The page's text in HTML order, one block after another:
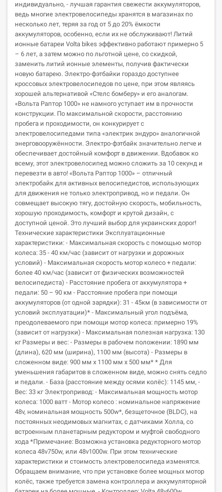
индивидуально, - лучшая гарантия свежести аккумуляторов,
ведь многие электровелосипеды хранятся в магазинах по
несколько лет, теряя за год от 5 до 20% ёмкости
аккумуляторов, особенно, если их не обслуживают! Литий
ионные батареи Volta bikes эффективно работают примерно 5
– 6 лет, а затем можно по льготной цене, со скидкой,
заменить литий ионные элементы, получив фактически
новую батарею. Электро-фэтбайки гораздо доступнее
кроссовых электровелосипедов по цене, при этом являясь
хорошей альтернативой «Стелс бомберу» и его аналогам.
«Вольта Раптор 1000» не намного уступает им в прочности
конструкции. По максимальной скорости, расстоянию
пробега и проходимости, он конкурирует с
электровелосипедами типа «электрик эндуро» аналогичной
энерговооружённости. Электро-фэтбайк значительно легче и
обеспечивает достойный комфорт в движении. Вдобавок ко
всему, этот электровелосипед можно сложить за 10 секунд и
перевезти в авто! «Вольта Раптор 1000» – отличный
электробайк для активных велосипедистов, использующих
для движения не только электропривод, но и педали. Он
совмещает высокую тягу, достойную скорость, мобильность,
хорошую проходимость, комфорт и крутой дизайн, с
доступной ценой. Это лучший выбор для украинских дорог!
Технические характеристики Эксплуатационные
характеристики: - Максимальная скорость с помощью мотор
колеса: 35 - 40 км/час (зависит от нагрузки и дорожных
условий) - Максимальная скорость мотор колесо + педали:
более 40 км/час (зависит от физических возможностей
велосипедиста) - Расстояние пробега от аккумулятора +
педали: 50 – 90 км - Расстояние пробега при помощи
аккумуляторов (от одной зарядки): 31 - 45км (в зависимости от
условий эксплуатации)* - Максимальный угол подъёма,
преодолеваемого при помощи мотор колеса: примерно 19%
(зависит от нагрузки) - Максимальная полезная нагрузка: 130
кг Размеры и вес: - Размеры в рабочем положении: 1890 мм
(длина), 620 мм (ширина), 1100 мм (высота) - Размеры в
сложенном виде: 900 мм х 1100 мм х 500 мм* * Для
уменьшения габаритов в сложенном виде, можно снять седло
и педали. - База (расстояние между осями колёс): 1145 мм, -
Вес: 33 кг Электропривод: - Максимальная мощность мотор
колеса: 1000 ватт - Мотор колесо : номинальное напряжение
48v, номинальная мощность 500w*, безщеточное (BLDC), на
постоянных неодимовых магнитах, с датчиками Холла, со
встроенным планетарным редуктором и муфтой свободного
хода *Примечание: Возможна установка редукторного мотор
колеса 48v750w, или 48v1000w. При этом технические
характеристики и стоимость электровелосипеда изменятся.
Обращаем внимание, что при установке более мощных мотор
колёс, также требуется замена контроллера и аккумуляторной